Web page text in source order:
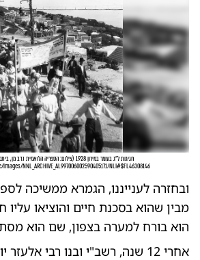
חגיגות ל"ג בעומר במירון 1928 (צילום: הספריה הלואמית נדב מן,
NNL_ARCHIVE_AL997006002590405171/NLI#$FL46308146
ובחזרה לענייננו, הגמרא ממשיכה
מבין שהוא בסכנת חיים והוציאו עליו
הוא בורח למערה בצפון, שם הוא
אחרי 12 שנה, רשב"י ובנו רבי